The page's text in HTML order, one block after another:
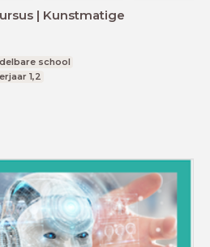
| Kunstmatige
school
1,2